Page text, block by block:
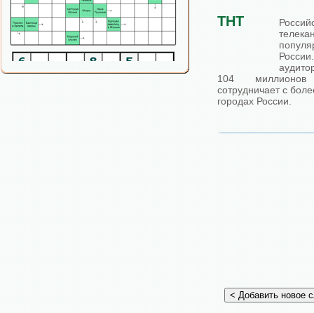
ТНТ
104 миллионов
сотрудничает с
городах России.